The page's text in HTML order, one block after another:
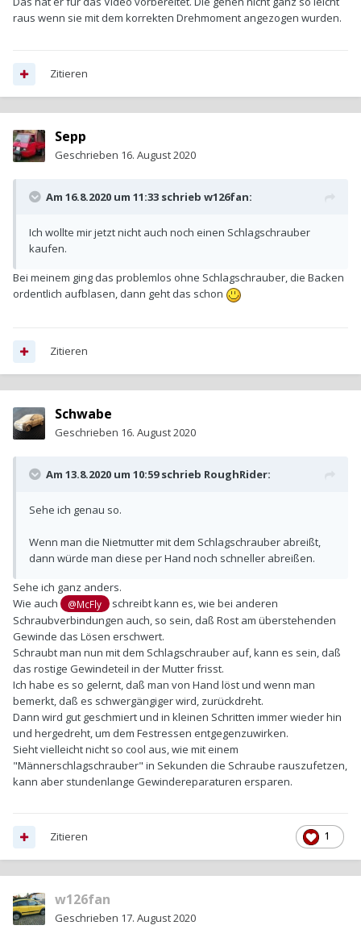
raus wenn sie mit dem korrekten Drehmoment angezogen wurden.
Zitieren
Sepp
Geschrieben 16. August 2020
Am 16.8.2020 um 11:33 schrieb w126fan:
Ich wollte mir jetzt nicht auch noch einen Schlagschrauber
kaufen.
Bei meinem ging das problemlos ohne Schlagschrauber, die Backen
ordentlich aufblasen, dann geht das schon
Zitieren
Schwabe
Geschrieben 16. August 2020
Am 13.8.2020 um 10:59 schrieb RoughRider:
Sehe ich genau so.
Wenn man die Nietmutter mit dem Schlagschrauber abreißt,
dann würde man diese per Hand noch schneller abreißen.
Sehe ich ganz anders.
Wie auch
@McFly
schreibt kann es, wie bei anderen
Schraubverbindungen auch, so sein, daß Rost am überstehenden
Gewinde das Lösen erschwert.
Schraubt man nun mit dem Schlagschrauber auf, kann es sein, daß
das rostige Gewindeteil in der Mutter frisst.
Ich habe es so gelernt, daß man von Hand löst und wenn man
bemerkt, daß es schwergängiger wird, zurückdreht.
Dann wird gut geschmiert und in kleinen Schritten immer wieder hin
und hergedreht, um dem Festressen entgegenzuwirken.
Sieht vielleicht nicht so cool aus, wie mit einem
"Männerschlagschrauber" in Sekunden die Schraube rauszufetzen,
kann aber stundenlange Gewindereparaturen ersparen.
1
Zitieren
w126fan
Geschrieben 17. August 2020